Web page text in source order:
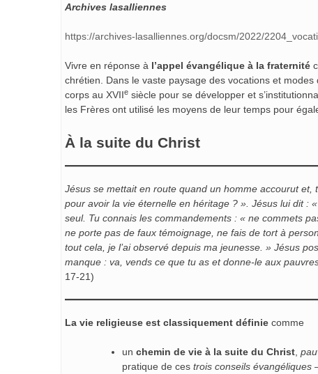
Archives lasalliennes
https://archives-lasalliennes.org/docsm/2022/
Vivre en réponse à l’appel évangélique à la fraternité
chrétien. Dans le vaste paysage des vocations et
corps au XVIIe siècle pour se développer et
les Frères ont utilisé les moyens de leur temps pour
À la suite du Christ
Jésus se mettait en route quand un homme accourut et,
pour avoir la vie éternelle en héritage ? ». Jésus lui dit :
seul. Tu connais les commandements : « ne commets
ne porte pas de faux témoignage, ne fais de tort à
tout cela, je l’ai observé depuis ma jeunesse. » Jésus
manque : va, vends ce que tu as et donne-le aux
17-21)
La vie religieuse est classiquement définie comme
un chemin de vie à la suite du Christ,
pratique de ces trois conseils évangéliques